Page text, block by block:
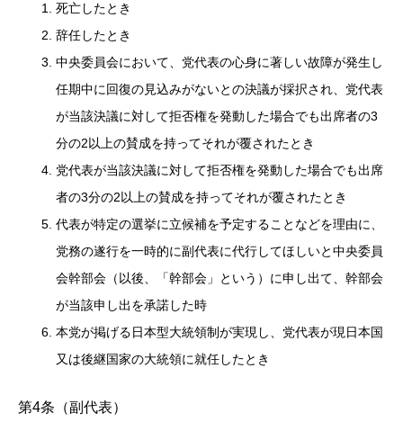
死亡したとき
辞任したとき
中央委員会において、党代表の心身に著しい故障が発生し
任期中に回復の見込みがないとの決議が採択され、党代表
が当該決議に対して拒否権を発動した場合でも出席者の3
分の2以上の賛成を持ってそれが覆されたとき
党代表が当該決議に対して拒否権を発動した場合でも出席
者の3分の2以上の賛成を持ってそれが覆されたとき
代表が特定の選挙に立候補を予定することなどを理由に、
党務の遂行を一時的に副代表に代行してほしいと中央委員
会幹部会（以後、「幹部会」という）に申し出て、幹部会
が当該申し出を承諾した時
本党が掲げる日本型大統領制が実現し、党代表が現日本国
又は後継国家の大統領に就任したとき
第4条（副代表）